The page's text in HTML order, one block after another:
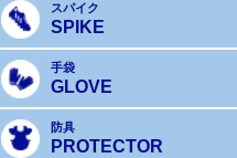
スパイク
SPIKE
手袋
GLOVE
防具
PROTECTOR